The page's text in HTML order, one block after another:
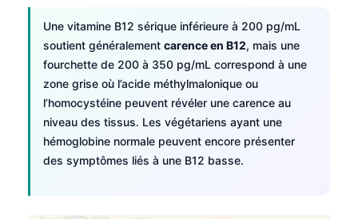
Une vitamine B12 sérique inférieure à 200 pg/mL
soutient généralement carence en B12, mais une
fourchette de 200 à 350 pg/mL correspond à une
zone grise où l’acide méthylmalonique ou
l’homocystéine peuvent révéler une carence au
niveau des tissus. Les végétariens ayant une
hémoglobine normale peuvent encore présenter
des symptômes liés à une B12 basse.